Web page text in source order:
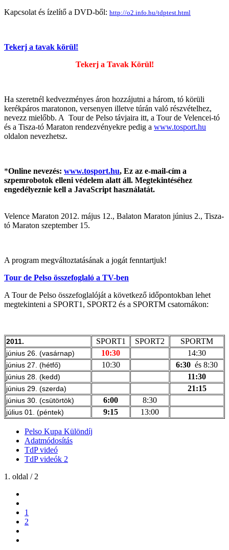
Kapcsolat és ízelítő a DVD-ből: http://o2.info.hu/tdptest.html
Tekerj a tavak körül!
Tekerj a Tavak Körül!
Ha szeretnél kedvezményes áron hozzájutni a három, tó körüli
kerékpáros maratonon, versenyen illetve túrán való részvételhez,
nevezz mielőbb. A Tour de Pelso távjaira itt, a Tour de Velencei-tó
és a Tisza-tó Maraton rendezvényekre pedig a www.tosport.hu
oldalon nevezhetsz.
*Online nevezés: www.tosport.hu, Ez az e-mail-cím a
szpemrobotok elleni védelem alatt áll. Megtekintéséhez
engedélyeznie kell a JavaScript használatát.
Velence Maraton 2012. május 12., Balaton Maraton június 2., Tisza-
tó Maraton szeptember 15.
A program megváltoztatásának a jogát fenntartjuk!
Tour de Pelso összefoglaló a TV-ben
A Tour de Pelso összefoglalóját a következő időpontokban lehet
megtekinteni a SPORT1, SPORT2 és a SPORTM csatornákon:
2011. SPORT1 SPORT2 SPORTM
június 26. (vasárnap) 10:30 14:30
június 27. (hétfő) 10:30 6:30 és 8:30
június 28. (kedd) 11:30
június 29. (szerda) 21:15
június 30. (csütörtök) 6:00 8:30
július 01. (péntek) 9:15 13:00
Pelso Kupa Különdíj
Adatmódosítás
TdP videó
TdP videók 2
1. oldal / 2
1
2